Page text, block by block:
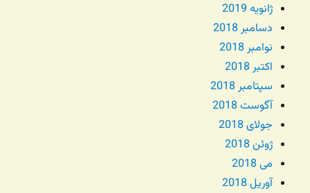
ژانویه 2019
دسامبر 2018
نوامبر 2018
اکتبر 2018
سپتامبر 2018
آگوست 2018
جولای 2018
ژوئن 2018
می 2018
آوریل 2018